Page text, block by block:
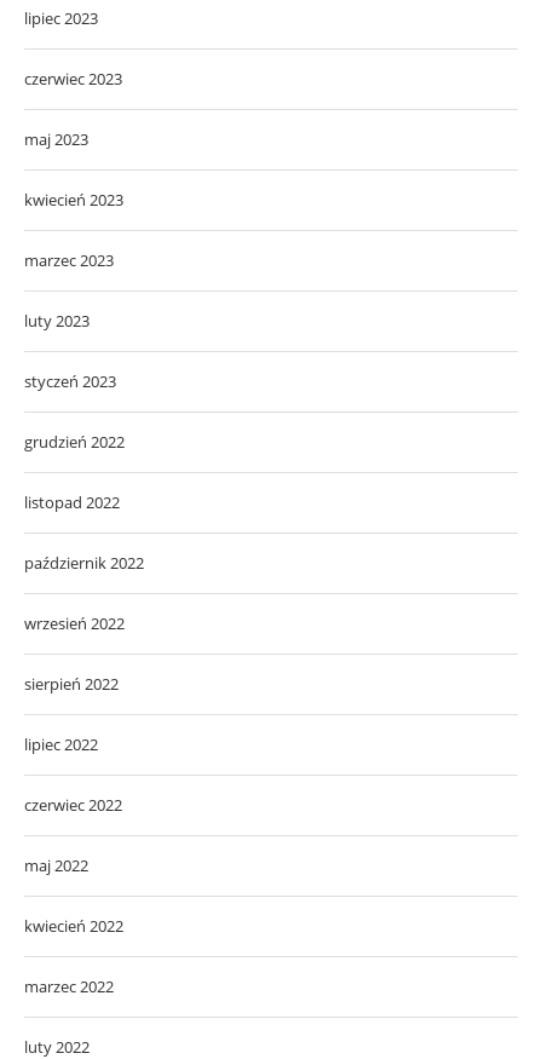
lipiec 2023
czerwiec 2023
maj 2023
kwiecień 2023
marzec 2023
luty 2023
styczeń 2023
grudzień 2022
listopad 2022
październik 2022
wrzesień 2022
sierpień 2022
lipiec 2022
czerwiec 2022
maj 2022
kwiecień 2022
marzec 2022
luty 2022